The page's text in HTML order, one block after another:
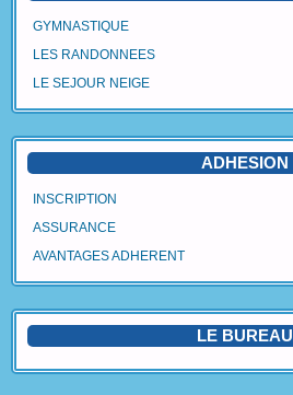
Album
Avantages Adhérent
Contact
Blog
GYMNASTIQUE
LES RANDONNEES
LE SEJOUR NEIGE
ADHESION
INSCRIPTION
ASSURANCE
AVANTAGES ADHERENT
LE BUREAU